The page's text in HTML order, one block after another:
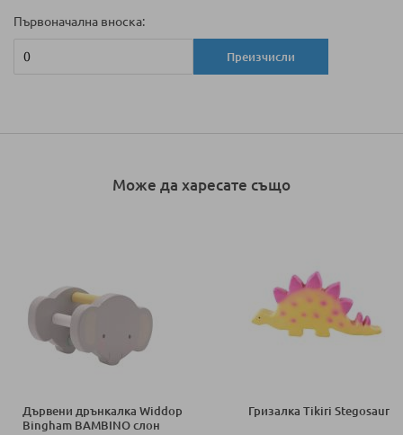
Първоначална вноска:
Преизчисли
Може да харесате също
Дървени дрънкалка Widdop
Bingham BAMBINO слон
Гризалка Tikiri Stegosaurus